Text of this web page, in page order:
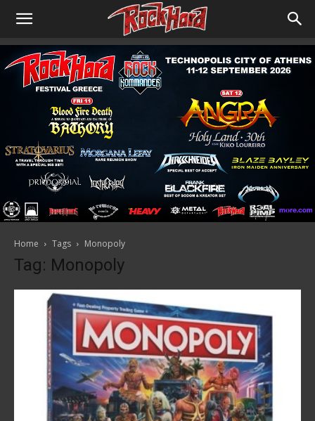
Home Tags Monopoly
Tag: Monopoly